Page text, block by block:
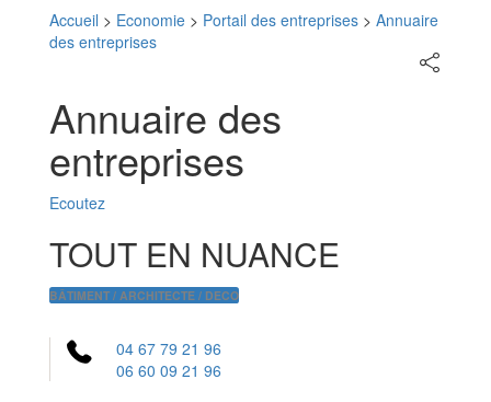
Accueil > Economie > Portail des entreprises > Annuaire
des entreprises
Partager
sur
Annuaire des
entreprises
Ecoutez
TOUT EN NUANCE
BÂTIMENT / ARCHITECTE / DECO
04 67 79 21 96
06 60 09 21 96